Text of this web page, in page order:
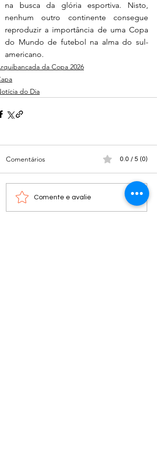
na busca da glória esportiva. Nisto,
nenhum outro continente consegue
reproduzir a importância de uma Copa
do Mundo de futebol na alma do sul-
americano.
da Copa 2026
do Dia
Comentários 0.0 / 5 (0)
Comente e avalie